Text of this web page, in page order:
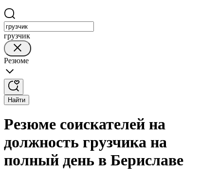
грузчик
Резюме
Найти
Резюме соискателей на
должность грузчика на
полный день в Бериславе